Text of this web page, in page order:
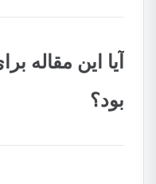
آیا این مقاله
بود؟